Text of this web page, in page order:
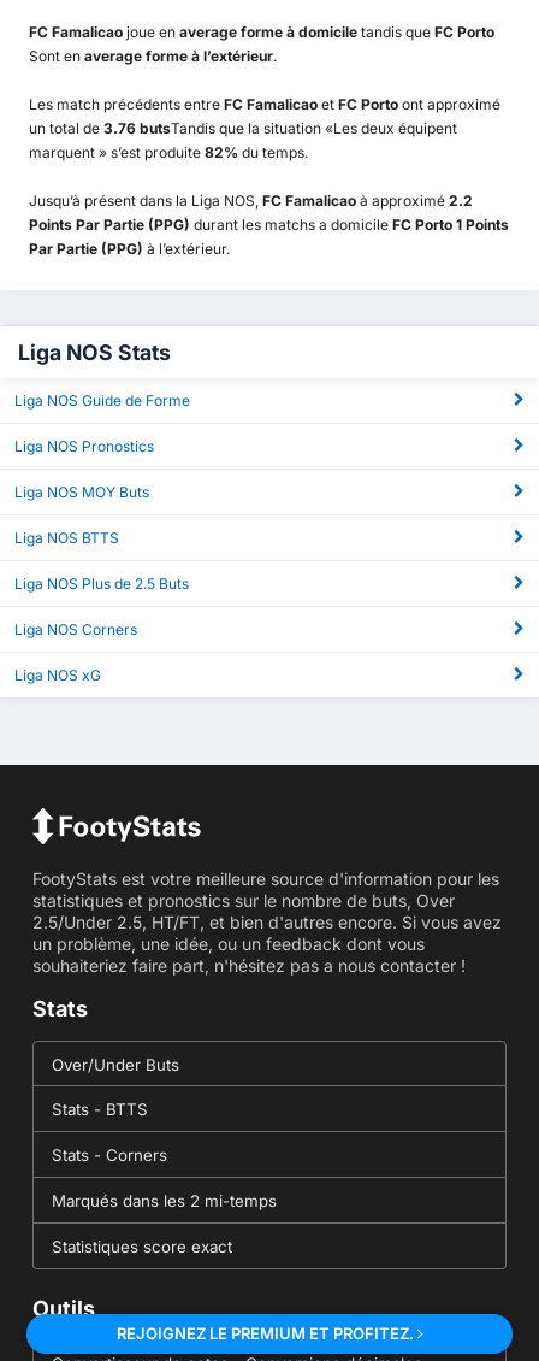
FC Famalicao joue en average forme à domicile tandis que FC Porto
Sont en average forme à l’extérieur.
Les match précédents entre FC Famalicao et FC Porto ont approximé
un total de 3.76 butsTandis que la situation «Les deux équipent
marquent » s’est produite 82% du temps.
Jusqu’à présent dans la Liga NOS, FC Famalicao à approximé 2.2
Points Par Partie (PPG) durant les matchs a domicile FC Porto 1 Points
Par Partie (PPG) à l’extérieur.
Liga NOS Stats
Liga NOS Guide de Forme
Liga NOS Pronostics
Liga NOS MOY Buts
Liga NOS BTTS
Liga NOS Plus de 2.5 Buts
Liga NOS Corners
Liga NOS xG
FootyStats est votre meilleure source d'information pour les
statistiques et pronostics sur le nombre de buts, Over
2.5/Under 2.5, HT/FT, et bien d'autres encore. Si vous avez
un problème, une idée, ou un feedback dont vous
souhaiteriez faire part, n'hésitez pas a nous contacter !
Stats
Over/Under Buts
Stats - BTTS
Stats - Corners
Marqués dans les 2 mi-temps
Statistiques score exact
Outils
REJOIGNEZ LE PREMIUM ET PROFITEZ.